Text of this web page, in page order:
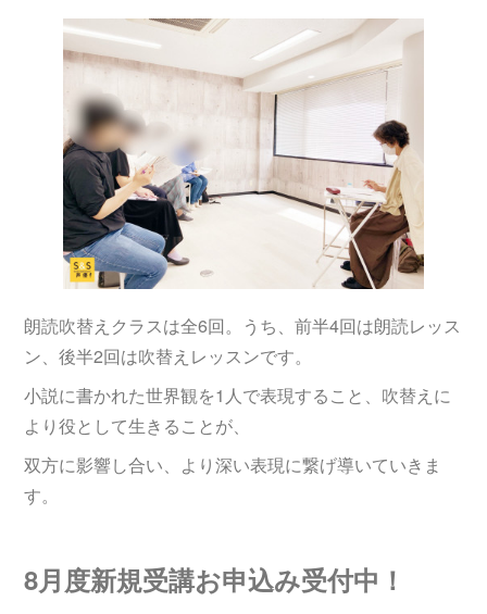
朗読吹替えクラスは全6回。うち、前半4回は朗読レッス
ン、後半2回は吹替えレッスンです。
小説に書かれた世界観を1人で表現すること、吹替えに
より役として生きることが、
双方に影響し合い、より深い表現に繋げ導いていきま
す。
8月度新規受講お申込み受付中！